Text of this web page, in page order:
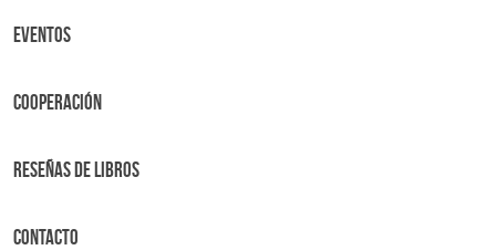
Eventos
Cooperación
Reseñas de libros
Contacto